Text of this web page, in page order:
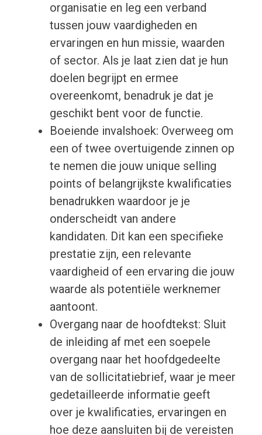
organisatie en leg een verband
tussen jouw vaardigheden en
ervaringen en hun missie, waarden
of sector. Als je laat zien dat je hun
doelen begrijpt en ermee
overeenkomt, benadruk je dat je
geschikt bent voor de functie.
Boeiende invalshoek: Overweeg om
een of twee overtuigende zinnen op
te nemen die jouw unique selling
points of belangrijkste kwalificaties
benadrukken waardoor je je
onderscheidt van andere
kandidaten. Dit kan een specifieke
prestatie zijn, een relevante
vaardigheid of een ervaring die jouw
waarde als potentiële werknemer
aantoont.
Overgang naar de hoofdtekst: Sluit
de inleiding af met een soepele
overgang naar het hoofdgedeelte
van de sollicitatiebrief, waar je meer
gedetailleerde informatie geeft
over je kwalificaties, ervaringen en
hoe deze aansluiten bij de vereisten